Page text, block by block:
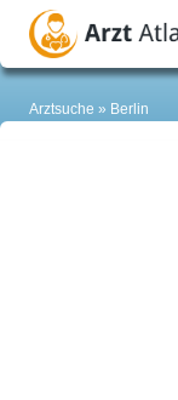
Arztsuche Berlin